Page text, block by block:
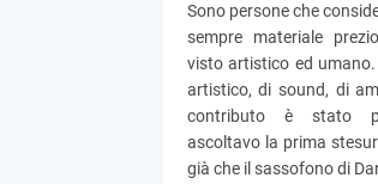
Sono persone che
sempre materiale
visto artistico ed
artistico, di sound, di
contributo è stato
ascoltavo la prima
già che il sassofono di